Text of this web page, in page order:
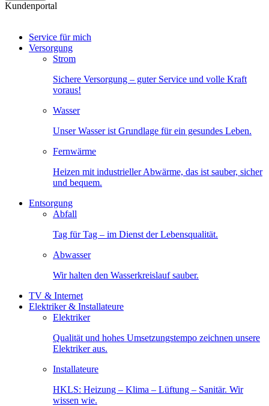
Kundenportal
Service für mich
Versorgung
Strom
Sichere Versorgung – guter Service und volle Kraft
voraus!
Wasser
Unser Wasser ist Grundlage für ein gesundes Leben.
Fernwärme
Heizen mit industrieller Abwärme, das ist sauber, sicher
und bequem.
Entsorgung
Abfall
Tag für Tag – im Dienst der Lebensqualität.
Abwasser
Wir halten den Wasserkreislauf sauber.
TV & Internet
Elektriker & Installateure
Elektriker
Qualität und hohes Umsetzungstempo zeichnen unsere
Elektriker aus.
Installateure
HKLS: Heizung – Klima – Lüftung – Sanitär. Wir
wissen wie.